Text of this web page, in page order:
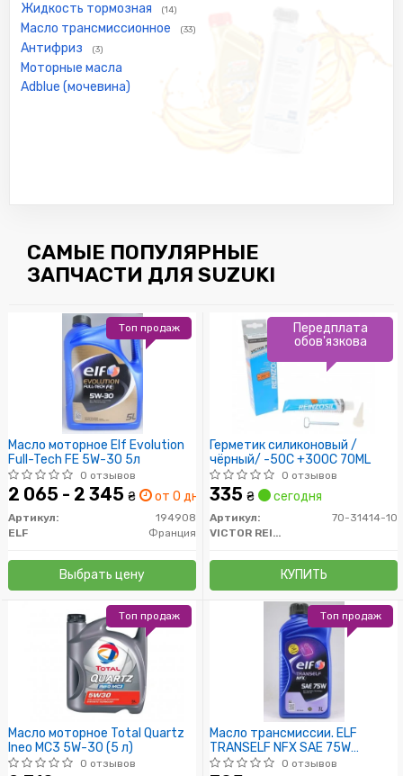
Жидкость тормозная (14)
Масло трансмиссионное (33)
Антифриз (3)
Моторные масла
Adblue (мочевина)
САМЫЕ ПОПУЛЯРНЫЕ
ЗАПЧАСТИ ДЛЯ SUZUKI
Масло моторное Elf Evolution
Full-Tech FE 5W-30 5л
0 отзывов
2 065 - 2 345 ₴ от 0 дн.
Артикул:
194908
ELF
Франция
Выбрать цену
Топ продаж
Герметик силиконовый /
чёрный/ -50C +300C 70ML
0 отзывов
335 ₴ сегодня
Артикул:
70-31414-10
VICTOR REINZ
КУПИТЬ
Передплата
обов'язкова
Масло моторное Total Quartz
Ineo MC3 5W-30 (5 л)
0 отзывов
Топ продаж
Масло трансмиссии. ELF
TRANSELF NFX SAE 75W
(Канистра 1л)0 отзывов
Топ продаж